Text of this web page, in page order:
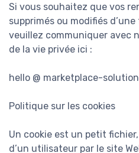
Si vous souhaitez que vos
supprimés ou modifiés
veuillez communiquer avec
de la vie privée ici :
hello @ marketplace-
Politique sur les cookies
Un cookie est un petit
d’un utilisateur par le site